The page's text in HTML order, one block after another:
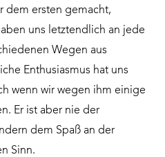
dem ersten gemacht,
uns letztendlich an jede
Wegen aus
Enthusiasmus hat uns
wenn wir wegen ihm einige
Er ist aber nie der
dem Spaß an der
Sinn.